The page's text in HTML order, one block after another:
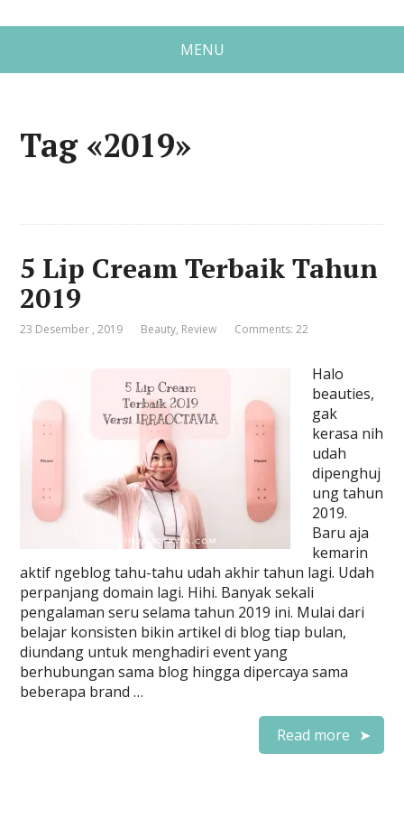
MENU
Tag «2019»
5 Lip Cream Terbaik Tahun
2019
23 Desember , 2019 Beauty, Review Comments: 22
Halo
beauties,
gak
kerasa nih
udah
dipenghuj
ung tahun
2019.
Baru aja
kemarin
aktif ngeblog tahu-tahu udah akhir tahun lagi. Udah
perpanjang domain lagi. Hihi. Banyak sekali
pengalaman seru selama tahun 2019 ini. Mulai dari
belajar konsisten bikin artikel di blog tiap bulan,
diundang untuk menghadiri event yang
berhubungan sama blog hingga dipercaya sama
beberapa brand …
Read more